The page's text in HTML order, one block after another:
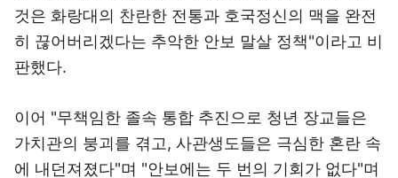
것은 화랑대의 찬란한 전통과 호국정신의 맥을 완전
히 끊어버리겠다는 추악한 안보 말살 정책"이라고 비
판했다.
이어 "무책임한 졸속 통합 추진으로 청년 장교들은
가치관의 붕괴를 겪고, 사관생도들은 극심한 혼란 속
에 내던져졌다"며 "안보에는 두 번의 기회가 없다"며